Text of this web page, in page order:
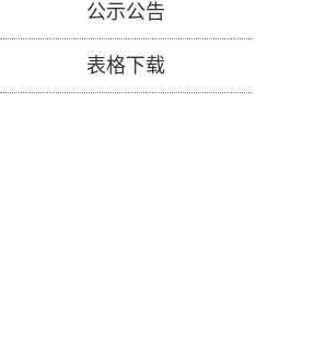
公示公告
表格下载